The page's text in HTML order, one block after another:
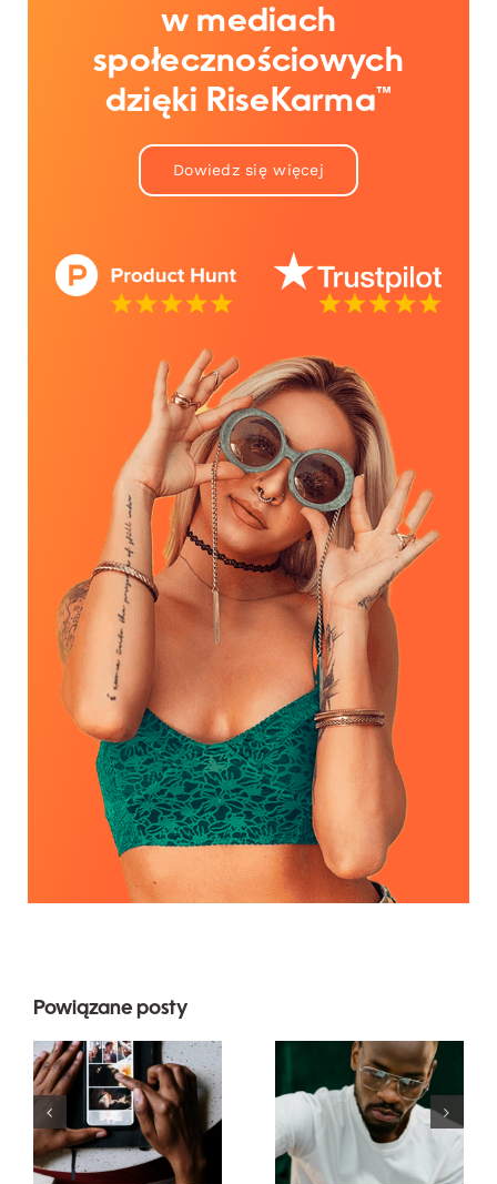
w mediach
społecznościowych
dzięki RiseKarma™
Dowiedz się więcej
Powiązane posty
Najlepsze
aplikacje do
animacji
zdjęć na
angażujące
Top 17
wskazówek
dotyczących
zrozumienia